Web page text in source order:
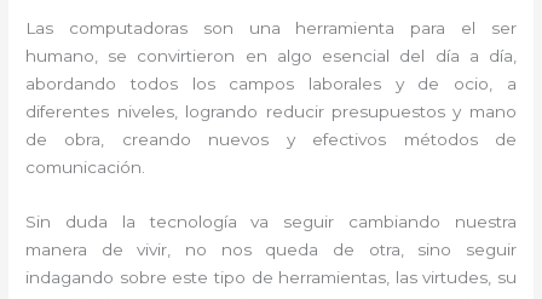
Las computadoras son una herramienta para el ser
humano, se convirtieron en algo esencial del día a día,
abordando todos los campos laborales y de ocio, a
diferentes niveles, logrando reducir presupuestos y mano
de obra, creando nuevos y efectivos métodos de
comunicación.
Sin duda la tecnología va seguir cambiando nuestra
manera de vivir, no nos queda de otra, sino seguir
indagando sobre este tipo de herramientas, las virtudes, su